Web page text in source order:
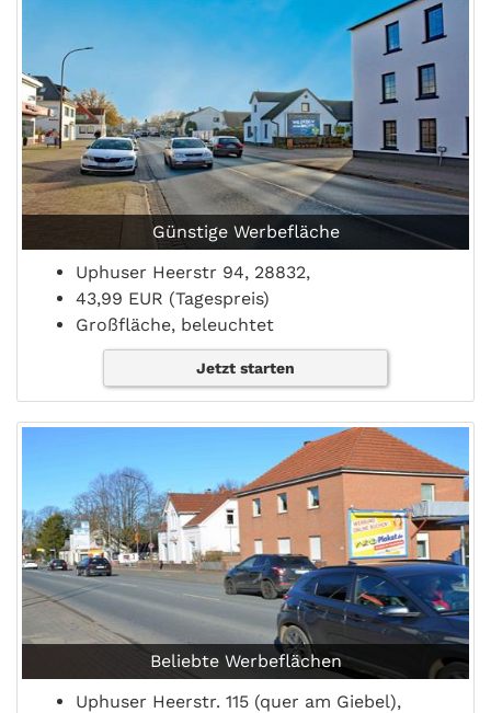
Günstige Werbefläche
Uphuser Heerstr 94, 28832,
43,99 EUR (Tagespreis)
Großfläche, beleuchtet
Jetzt starten
Beliebte Werbeflächen
Uphuser Heerstr. 115 (quer am Giebel),